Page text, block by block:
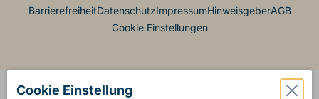
Footer Menü
BarrierefreiheitDatenschutzImpressumHinweisgeberAGB
Cookie Einstellungen
Cookie Einstellung